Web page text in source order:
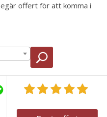
offert för att komma i